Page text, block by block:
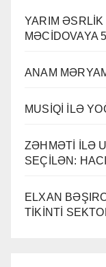
YARIM ƏSRLİK
MƏCİDOVAYA
ANAM
MUSİQİ İLƏ
ZƏHMƏTİ İLƏ
SEÇİLƏN:
ELXAN
TİKİNTİ